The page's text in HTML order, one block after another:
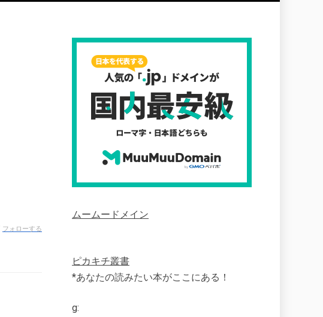
フォローする
ムームードメイン
ピカキチ叢書
*あなたの読みたい本がここにある！
g: